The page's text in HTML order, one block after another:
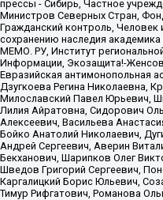
прессы - Сибирь, Частное
Министров Северных Стран,
Гражданский контроль,
сохранению наследия
МЕМО. РУ, Институт
Информации, Экозащита!-
Евразийская антимонопольная
Дзугкоева Регина Николаевна,
Милославский Павел Юрьевич,
Лилия Айратовна, Сидорович
Алексеевич, Васильева
Бойко Анатолий Николаевич,
Андрей Сергеевич, Аверин
Бекханович, Шарипков Олег
Шведов Григорий Сергеевич,
Каргалицкий Борис Юльевич,
Тимур Рифгатович, Романова